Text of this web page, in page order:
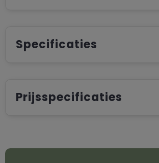
Specificaties
Prijsspecificaties